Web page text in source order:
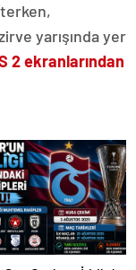
yarışında yer
2 ekranlarından